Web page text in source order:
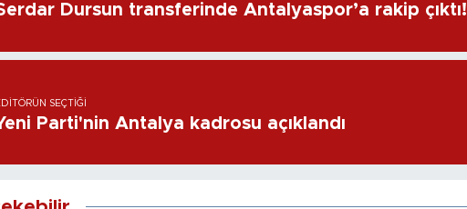
Dursun transferinde Antalyaspor’a rakip çıktı!
SEÇTIĞI
Parti'nin Antalya kadrosu açıklandı